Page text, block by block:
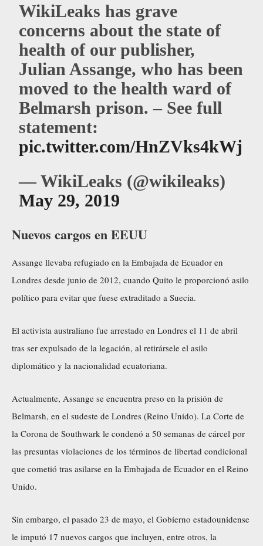
WikiLeaks has grave
concerns about the state of
health of our publisher,
Julian Assange, who has been
moved to the health ward of
Belmarsh prison. – See full
statement:
pic.twitter.com/HnZVks4kWj
— WikiLeaks (@wikileaks)
May 29, 2019
Nuevos cargos en EEUU
Assange llevaba refugiado en la Embajada de Ecuador en
Londres desde junio de 2012, cuando Quito le proporcionó asilo
político para evitar que fuese extraditado a Suecia.
El activista australiano fue arrestado en Londres el 11 de abril
tras ser expulsado de la legación, al retirársele el asilo
diplomático y la nacionalidad ecuatoriana.
Actualmente, Assange se encuentra preso en la prisión de
Belmarsh, en el sudeste de Londres (Reino Unido). La Corte de
la Corona de Southwark le condenó a 50 semanas de cárcel por
las presuntas violaciones de los términos de libertad condicional
que cometió tras asilarse en la Embajada de Ecuador en el Reino
Unido.
Sin embargo, el pasado 23 de mayo, el Gobierno estadounidense
le imputó 17 nuevos cargos que incluyen, entre otros, la